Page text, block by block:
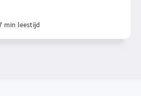
min leestijd